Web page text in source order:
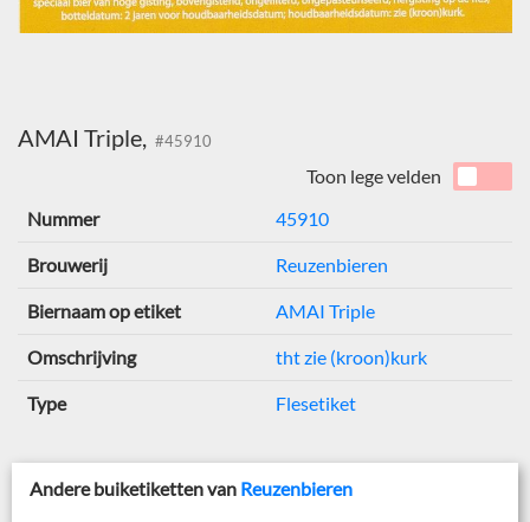
AMAI Triple, #45910
Toon lege velden
Nummer
45910
Brouwerij Reuzenbieren
Biernaam op etiket AMAI Triple
Omschrijving tht zie (kroon)kurk
Type Flesetiket
Andere buiketiketten van Reuzenbieren